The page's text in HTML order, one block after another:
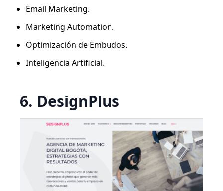
Email Marketing.
Marketing Automation.
Optimización de Embudos.
Inteligencia Artificial.
6. DesignPlus